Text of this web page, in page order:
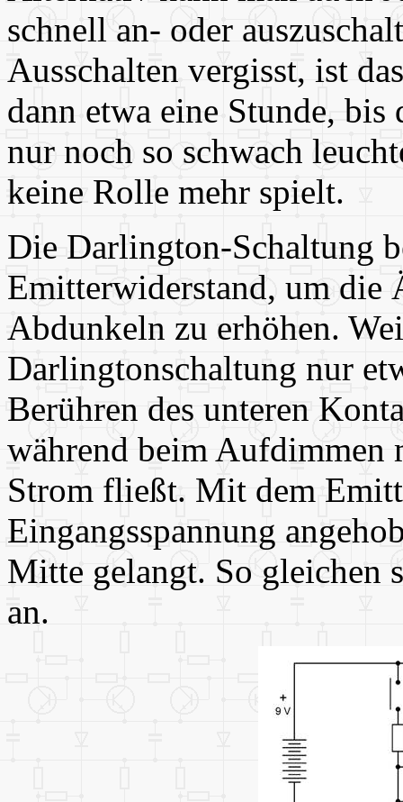
schnell an- oder
Ausschalten vergisst, ist
dann etwa eine Stunde,
nur noch so schwach
keine Rolle mehr spielt.
Die Darlington-Schaltung
Emitterwiderstand, um die
Abdunkeln zu erhöhen.
Darlingtonschaltung nur
Berühren des unteren
während beim Aufdimmen
Strom fließt. Mit dem
Eingangsspannung
Mitte gelangt. So gleichen
an.